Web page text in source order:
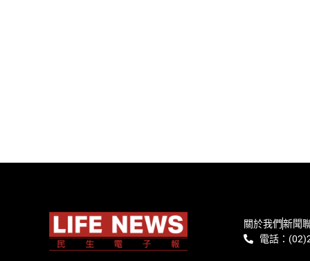
關於我們新聞
電話：